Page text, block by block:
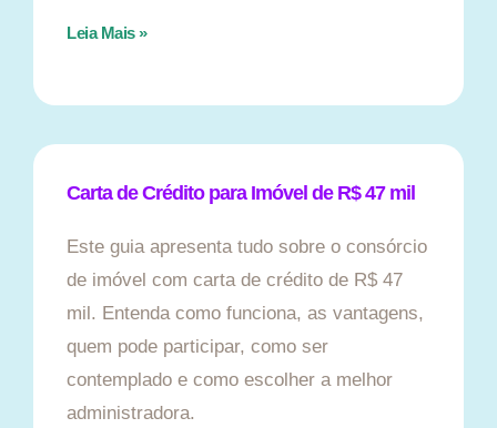
Leia Mais »
Carta de Crédito para Imóvel de R$ 47 mil
Este guia apresenta tudo sobre o consórcio
de imóvel com carta de crédito de R$ 47
mil. Entenda como funciona, as vantagens,
quem pode participar, como ser
contemplado e como escolher a melhor
administradora.